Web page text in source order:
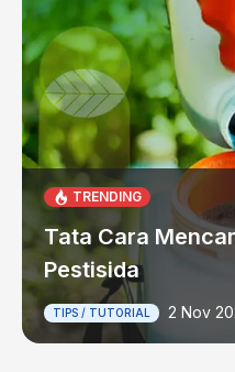
TRENDING
Tata Cara
Pestisida
TIPS / TUTORIAL 2 Nov